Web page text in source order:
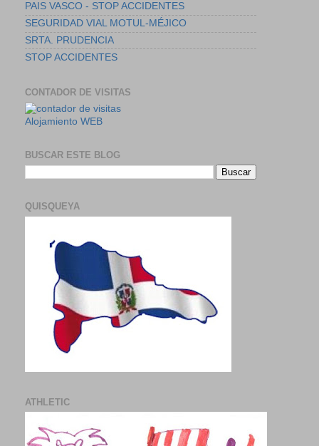
PAIS VASCO - STOP ACCIDENTES
SEGURIDAD VIAL MOTUL-MÉJICO
SRTA. PRUDENCIA
STOP ACCIDENTES
CONTADOR DE VISITAS
Alojamiento WEB
BUSCAR ESTE BLOG
QUISQUEYA
ATHLETIC